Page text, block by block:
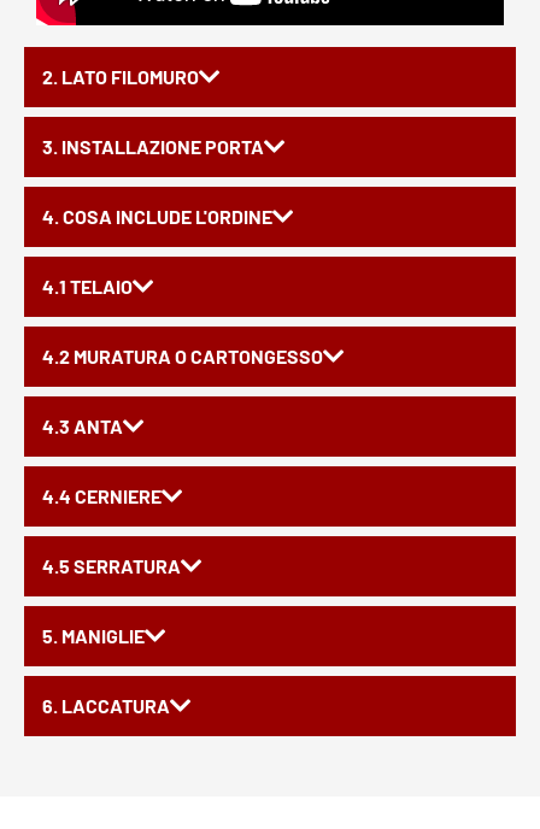
2. LATO FILOMURO
3. INSTALLAZIONE PORTA
4. COSA INCLUDE L'ORDINE
4.1 TELAIO
4.2 MURATURA O CARTONGESSO
4.3 ANTA
4.4 CERNIERE
4.5 SERRATURA
5. MANIGLIE
6. LACCATURA